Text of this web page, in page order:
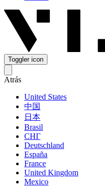
Toggler icon
Atrás
United States
中国
日本
Brasil
СНГ
Deutschland
España
France
United Kingdom
Mexico